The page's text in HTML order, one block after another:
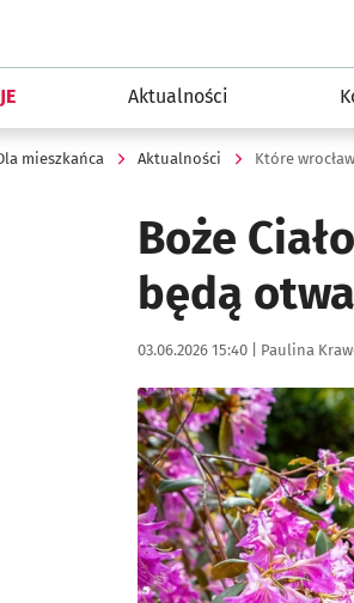
Aktualności
mieszkańca Aktualności Które
Boże
będą
Data publikacji:
03.06.2026 15:40 | Autor:
Paulina
Kliknij, aby powiększyć